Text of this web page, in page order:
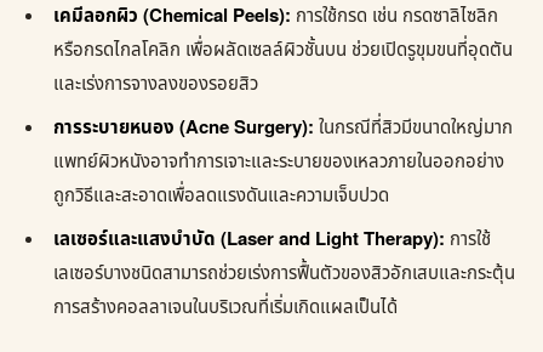
เคมีลอกผิว (Chemical Peels): การใช้กรด เช่น กรดซาลิไซลิก
หรือกรดไกลโคลิก เพื่อผลัดเซลล์ผิวชั้นบน ช่วยเปิดรูขุมขนที่อุดตัน
และเร่งการจางลงของรอยสิว
การระบายหนอง (Acne Surgery): ในกรณีที่สิวมีขนาดใหญ่มาก
แพทย์ผิวหนังอาจทำการเจาะและระบายของเหลวภายในออกอย่าง
ถูกวิธีและสะอาดเพื่อลดแรงดันและความเจ็บปวด
เลเซอร์และแสงบำบัด (Laser and Light Therapy): การใช้
เลเซอร์บางชนิดสามารถช่วยเร่งการฟื้นตัวของสิวอักเสบและกระตุ้น
การสร้างคอลลาเจนในบริเวณที่เริ่มเกิดแผลเป็นได้